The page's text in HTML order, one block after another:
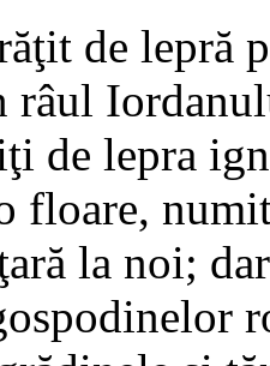
de lepră
râul
de lepra
floare,
la noi;